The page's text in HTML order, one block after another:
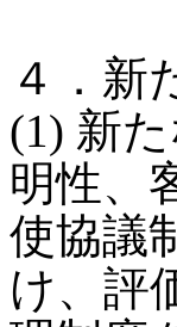
４．新
(1) 新
明性、
使協議
け、評